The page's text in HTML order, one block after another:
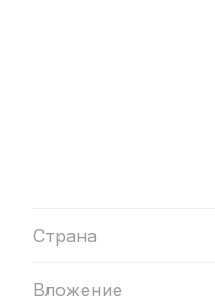
Страна
Вложение